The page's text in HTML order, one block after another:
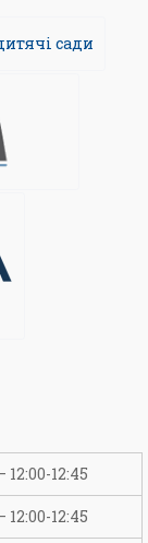
сади
12:00-12:45
12:00-12:45